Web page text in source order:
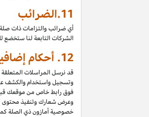
11. الضرائب
أي ضرائب والتزامات ذات
الشركات التابعة لنا ستخضع
12. أحكام
قد نرسل المراسلات المتعلقة
وتسجيل واستخدام والكشف
فوق رابط خاص من موقعك قبل
وعرض شعارك وتنفيذ محتوى
خصوصية أمازون ذي الصلة